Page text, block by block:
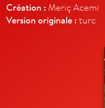
Création : Meriç Acemi
Version originale : turc